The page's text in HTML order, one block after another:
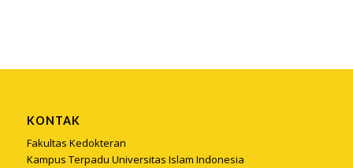
KONTAK
Fakultas Kedokteran
Kampus Terpadu Universitas Islam Indonesia